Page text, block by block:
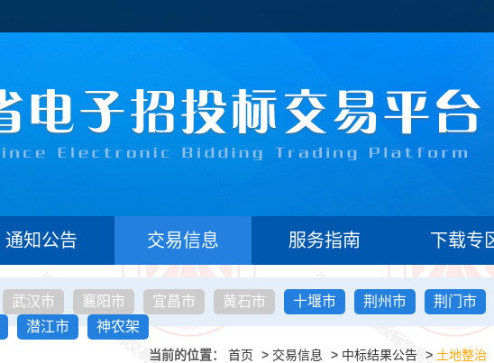
通知公告 交易信息 服务指南 下载专
武汉市 襄阳市 宜昌市 黄石市 十堰市 荆州市 荆门市
潜江市 神农架
当前的位置： 首页 > 交易信息 > 中标结果公告 > 土地整治